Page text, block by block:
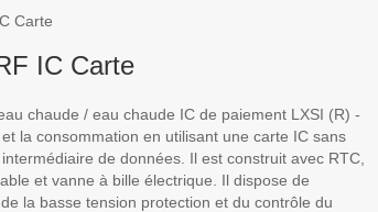
IC Carte
chaude / eau chaude IC de paiement LXSI (R) -
la consommation en utilisant une carte IC sans
de données. Il est construit avec RTC,
et vanne à bille électrique. Il dispose de
la basse tension protection et du contrôle du